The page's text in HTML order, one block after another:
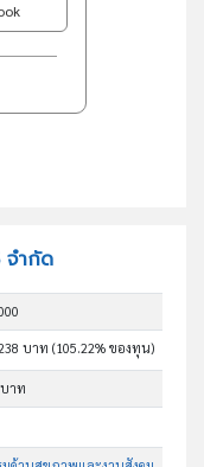
ำกัด
บาท (105.22% ของทุน)
บาท